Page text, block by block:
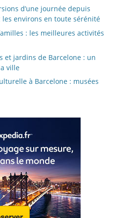
d’une journée depuis
les environs en toute sérénité
: les meilleures activités
et jardins de Barcelone : un
ville
à Barcelone : musées